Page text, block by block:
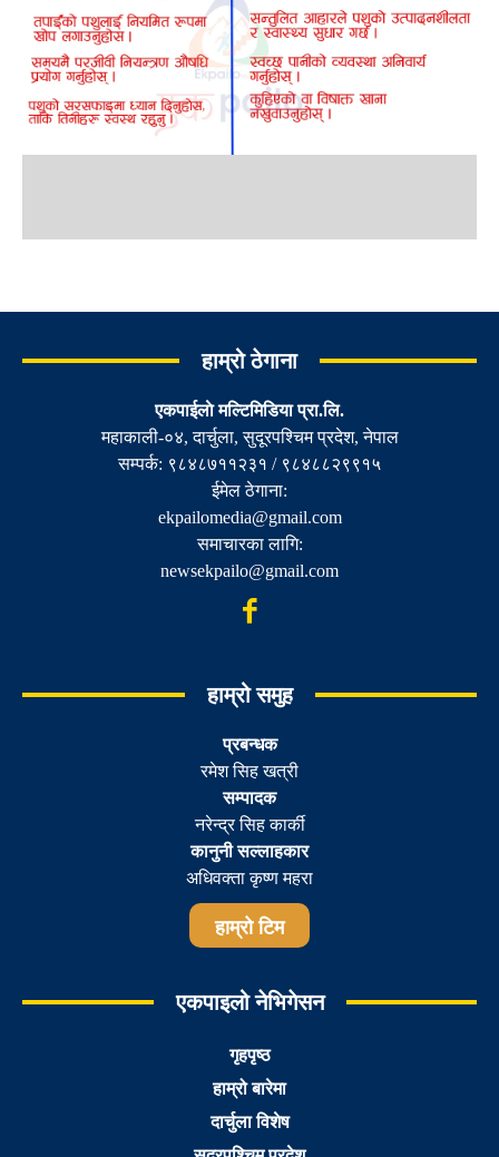
हाम्रो ठेगाना
एकपाईलाे मल्टिमिडिया प्रा.लि.
महाकाली-०४, दार्चुला, सुदूरपश्चिम प्रदेश, नेपाल
सम्पर्क: ९८४८७११२३१ / ९८४८८२९९१५
ईमेल ठेगाना:
ekpailomedia@gmail.com
समाचारका लागि:
newsekpailo@gmail.com
हाम्रो समुह
प्रबन्धक
रमेश सिह खत्री
सम्पादक
नरेन्द्र सिह कार्की
कानुनी सल्लाहकार
अधिवक्ता कृष्ण महरा
हाम्रो टिम
एकपाइलो नेभिगेसन
गृहपृष्ठ
हाम्रो बारेमा
दार्चुला विशेष